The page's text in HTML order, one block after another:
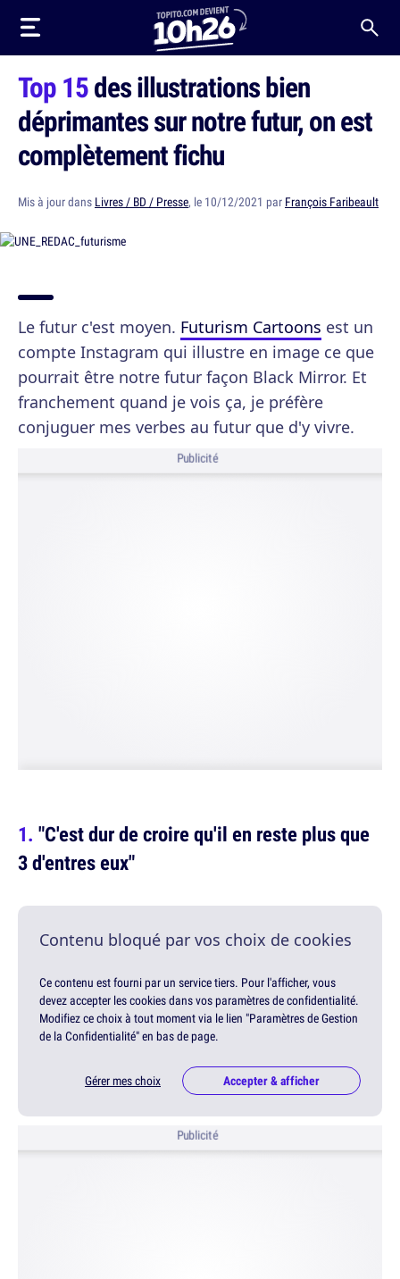
Top 15des illustrations bien
déprimantes sur notre futur, on est
complètement fichu
Mis à jour dans Livres / BD / Presse, le 10/12/2021 par François Faribeault
Le futur c'est moyen. Futurism Cartoons est un
compte Instagram qui illustre en image ce que
pourrait être notre futur façon Black Mirror. Et
franchement quand je vois ça, je préfère
conjuguer mes verbes au futur que d'y vivre.
Publicité
"C'est dur de croire qu'il en reste plus que
3 d'entres eux"
Contenu bloqué par vos choix de cookies
Ce contenu est fourni par un service tiers. Pour l'afficher, vous
devez accepter les cookies dans vos paramètres de confidentialité.
Modifiez ce choix à tout moment via le lien "Paramètres de Gestion
de la Confidentialité" en bas de page.
Gérer mes choix Accepter & afficher
Publicité